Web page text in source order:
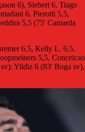
6), Siebert 6, Tiago
6, Pierotti 5,5,
5,5 (75' Camarda
6,5, Kelly L. 6,5,
5,5, Conceicao
Yildiz 6 (83' Boga sv),